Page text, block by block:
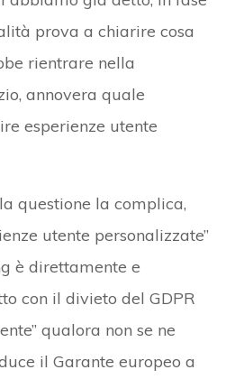
prova a chiarire cosa
rientrare nella
annovera quale
esperienze utente
questione la complica,
utente personalizzate”
è direttamente e
con il divieto del GDPR
qualora non se ne
il Garante europeo a